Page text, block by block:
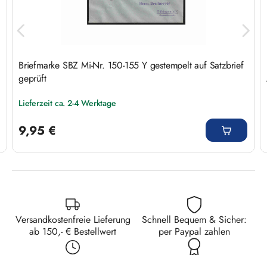
Briefmarke SBZ Mi-Nr. 150-155 Y gestempelt auf Satzbrief
geprüft
Lieferzeit ca. 2-4 Werktage
9,95 €
Versandkostenfreie Lieferung
ab 150,- € Bestellwert
Schnell Bequem & Sicher:
per Paypal zahlen